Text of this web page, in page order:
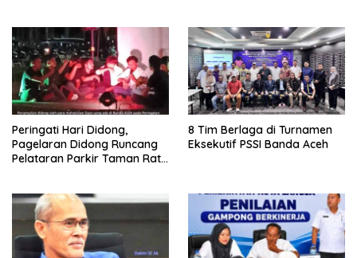
Peringati Hari Didong,
Pagelaran Didong Runcang
Pelataran Parkir Taman Ratu
8 Tim Berlaga di Turnamen
Eksekutif PSSI Banda Aceh